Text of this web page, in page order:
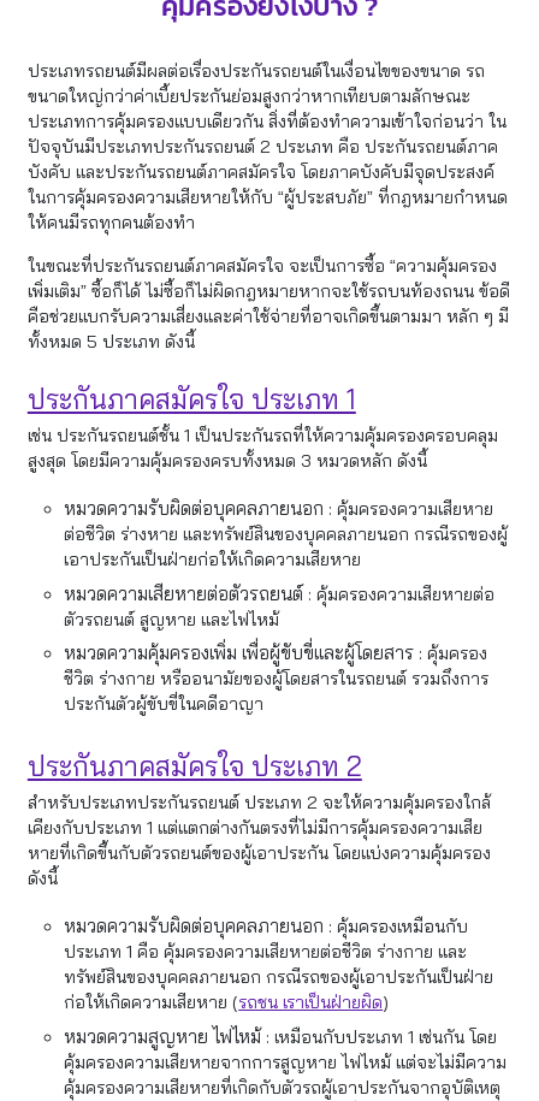
ประเภทรถยนต์มีผลต่อเรื่องประกันรถยนต์ในเงื่อนไขของขนาด รถ
ขนาดใหญ่กว่าค่าเบี้ยประกันย่อมสูงกว่าหากเทียบตามลักษณะ
ประเภทการคุ้มครองแบบเดียวกัน สิ่งที่ต้องทำความเข้าใจก่อนว่า ใน
ปัจจุบันมีประเภทประกันรถยนต์ 2 ประเภท คือ ประกันรถยนต์ภาค
บังคับ และประกันรถยนต์ภาคสมัครใจ โดยภาคบังคับมีจุดประสงค์
ในการคุ้มครองความเสียหายให้กับ “ผู้ประสบภัย” ที่กฎหมายกำหนด
ให้คนมีรถทุกคนต้องทำ
ในขณะที่ประกันรถยนต์ภาคสมัครใจ จะเป็นการซื้อ “ความคุ้มครอง
เพิ่มเติม” ซื้อก็ได้ ไม่ซื้อก็ไม่ผิดกฎหมายหากจะใช้รถบนท้องถนน ข้อดี
คือช่วยแบกรับความเสี่ยงและค่าใช้จ่ายที่อาจเกิดขึ้นตามมา หลัก ๆ มี
ทั้งหมด 5 ประเภท ดังนี้
ประกันภาคสมัครใจ ประเภท 1
เช่น ประกันรถยนต์ชั้น 1 เป็นประกันรถที่ให้ความคุ้มครองครอบคลุม
สูงสุด โดยมีความคุ้มครองครบทั้งหมด 3 หมวดหลัก ดังนี้
หมวดความรับผิดต่อบุคคลภายนอก :คุ้มครองความเสียหาย
ต่อชีวิต ร่างหาย และทรัพย์สินของบุคคลภายนอก กรณีรถของผู้
เอาประกันเป็นฝ่ายก่อให้เกิดความเสียหาย
หมวดความเสียหายต่อตัวรถยนต์ :คุ้มครองความเสียหายต่อ
ตัวรถยนต์ สูญหาย และไฟไหม้
หมวดความคุ้มครองเพิ่ม เพื่อผู้ขับขี่และผู้โดยสาร :คุ้มครอง
ชีวิต ร่างกาย หรืออนามัยของผู้โดยสารในรถยนต์ รวมถึงการ
ประกันตัวผู้ขับขี่ในคดีอาญา
ประกันภาคสมัครใจ ประเภท 2
สำหรับประเภทประกันรถยนต์ ประเภท 2 จะให้ความคุ้มครองใกล้
เคียงกับประเภท 1 แต่แตกต่างกันตรงที่ไม่มีการคุ้มครองความเสีย
หายที่เกิดขึ้นกับตัวรถยนต์ของผู้เอาประกัน โดยแบ่งความคุ้มครอง
ดังนี้
หมวดความรับผิดต่อบุคคลภายนอก :คุ้มครองเหมือนกับ
ประเภท 1 คือ คุ้มครองความเสียหายต่อชีวิต ร่างกาย และ
ทรัพย์สินของบุคคลภายนอก กรณีรถของผู้เอาประกันเป็นฝ่าย
ก่อให้เกิดความเสียหาย (รถชน เราเป็นฝ่ายผิด)
หมวดความสูญหาย ไฟไหม้ :เหมือนกับประเภท 1 เช่นกัน โดย
คุ้มครองความเสียหายจากการสูญหาย ไฟไหม้ แต่จะไม่มีความ
คุ้มครองความเสียหายที่เกิดกับตัวรถผู้เอาประกันจากอุบัติเหตุ